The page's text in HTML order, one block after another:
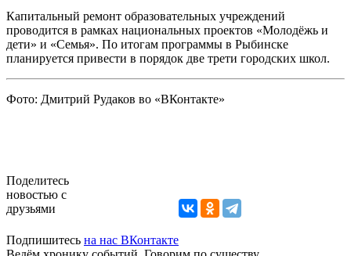
Капитальный ремонт образовательных учреждений
проводится в рамках национальных проектов «Молодёжь и
дети» и «Семья». По итогам программы в Рыбинске
планируется привести в порядок две трети городских школ.
Фото: Дмитрий Рудаков во «ВКонтакте»
Поделитесь
новостью с
друзьями
Подпишитесь на нас ВКонтакте